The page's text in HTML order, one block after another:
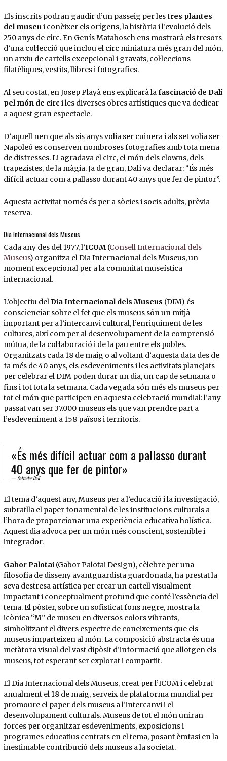
Els inscrits podran gaudir d’un passeig per lestres plantes
del museui conèixer els orígens, la història i l’evolució dels
250 anys de circ. En Genís Matabosch ens mostrarà els tresors
d’una col·lecció que inclou el circ miniatura més gran del món,
un arxiu de cartells excepcional i gravats, col·leccions
filatèliques, vestits, llibres i fotografies.
Al seu costat, en Josep Playà ens explicarà lafascinació de Dalí
pel món de circi les diverses obres artístiques que va dedicar
a aquest gran espectacle.
D’aquell nen que als sis anys volia ser cuinera i als set volia ser
Napoleó es conserven nombroses fotografies amb tota mena
de disfresses. Li agradava el circ, el món dels clowns, dels
trapezistes, de la màgia. Ja de gran, Dalí va declarar: “És més
difícil actuar com a pallasso durant 40 anys que fer de pintor”.
Aquesta activitat només és per a sòcies i socis adults, prèvia
reserva.
Dia Internacional dels Museus
Cada any des del 1977, l’ICOM(Consell Internacional dels
Museus) organitza el Dia Internacional dels Museus, un
moment excepcional per a la comunitat museística
internacional.
L’objectiu delDia Internacional dels Museus (DIM) és
conscienciar sobre el fet que els museus són un mitjà
important per a l’intercanvi cultural, l’enriquiment de les
cultures, així com per al desenvolupament de la comprensió
mútua, de la col·laboració i de la pau entre els pobles.
Organitzats cada 18 de maig o al voltant d’aquesta data des de
fa més de 40 anys, els esdeveniments i les activitats planejats
per celebrar el DIM poden durar un dia, un cap de setmana o
fins i tot tota la setmana. Cada vegada són més els museus per
tot el món que participen en aquesta celebració mundial: l’any
passat van ser 37.000 museus els que van prendre part a
l’esdeveniment a 158 països i territoris.
«És més difícil actuar com a pallasso durant
40 anys que fer de pintor»
Salvador Dalí
El tema d’aquest any, Museus per a l’educació i la investigació,
subratlla el paper fonamental de les institucions culturals a
l’hora de proporcionar una experiència educativa holística.
Aquest dia advoca per un món més conscient, sostenible i
integrador.
Gabor Palotai (Gabor Palotai Design), cèlebre per una
filosofia de disseny avantguardista guardonada, ha prestat la
seva destresa artística per crear un cartell visualment
impactant i conceptualment profund que conté l’essència del
tema. El pòster, sobre un sofisticat fons negre, mostra la
icònica “M” de museu en diversos colors vibrants,
simbolitzant el divers espectre de coneixements que els
museus imparteixen al món. La composició abstracta és una
metàfora visual del vast dipòsit d’informació que allotgen els
museus, tot esperant ser explorat i compartit.
El Dia Internacional dels Museus, creat per l’ICOM i celebrat
anualment el 18 de maig, serveix de plataforma mundial per
promoure el paper dels museus a l’intercanvi i el
desenvolupament culturals. Museus de tot el món uniran
forces per organitzar esdeveniments, exposicions i
programes educatius centrats en el tema, posant èmfasi en la
inestimable contribució dels museus a la societat.